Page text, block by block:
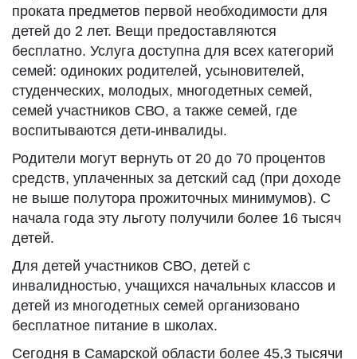
проката предметов первой необходимости для
детей до 2 лет. Вещи предоставляются
бесплатно. Услуга доступна для всех категорий
семей: одиноких родителей, усыновителей,
студенческих, молодых, многодетных семей,
семей участников СВО, а также семей, где
воспитываются дети-инвалиды.
Родители могут вернуть от 20 до 70 процентов
средств, уплаченных за детский сад (при доходе
не выше полутора прожиточных минимумов). С
начала года эту льготу получили более 16 тысяч
детей.
Для детей участников СВО, детей с
инвалидностью, учащихся начальных классов и
детей из многодетных семей организовано
бесплатное питание в школах.
Сегодня в Самарской области более 45,3 тысячи